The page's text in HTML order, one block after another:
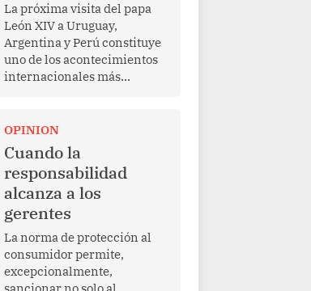
La próxima visita del papa
León XIV a Uruguay,
Argentina y Perú constituye
uno de los acontecimientos
internacionales más
Más allá de su dimensión
religiosa, esta gira
representa una oportunidad
para reafirmar el valor del
diálogo, fortalecer los
vínculos entre los pueblos y
proyectar una imagen de
cooperación en una región
que enfrenta desafíos en
materia de desarrollo,
OPINION
Cuando la
responsabilidad
alcanza a los
gerentes
La norma de protección al
consumidor permite,
excepcionalmente,